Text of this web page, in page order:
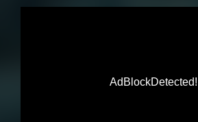
AdBlockDetected!